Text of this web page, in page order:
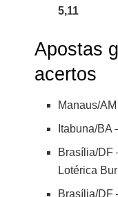
5,11
Apostas
acertos
Manaus/
Itabuna/BA
Brasília/DF
Lotérica
Brasília/DF